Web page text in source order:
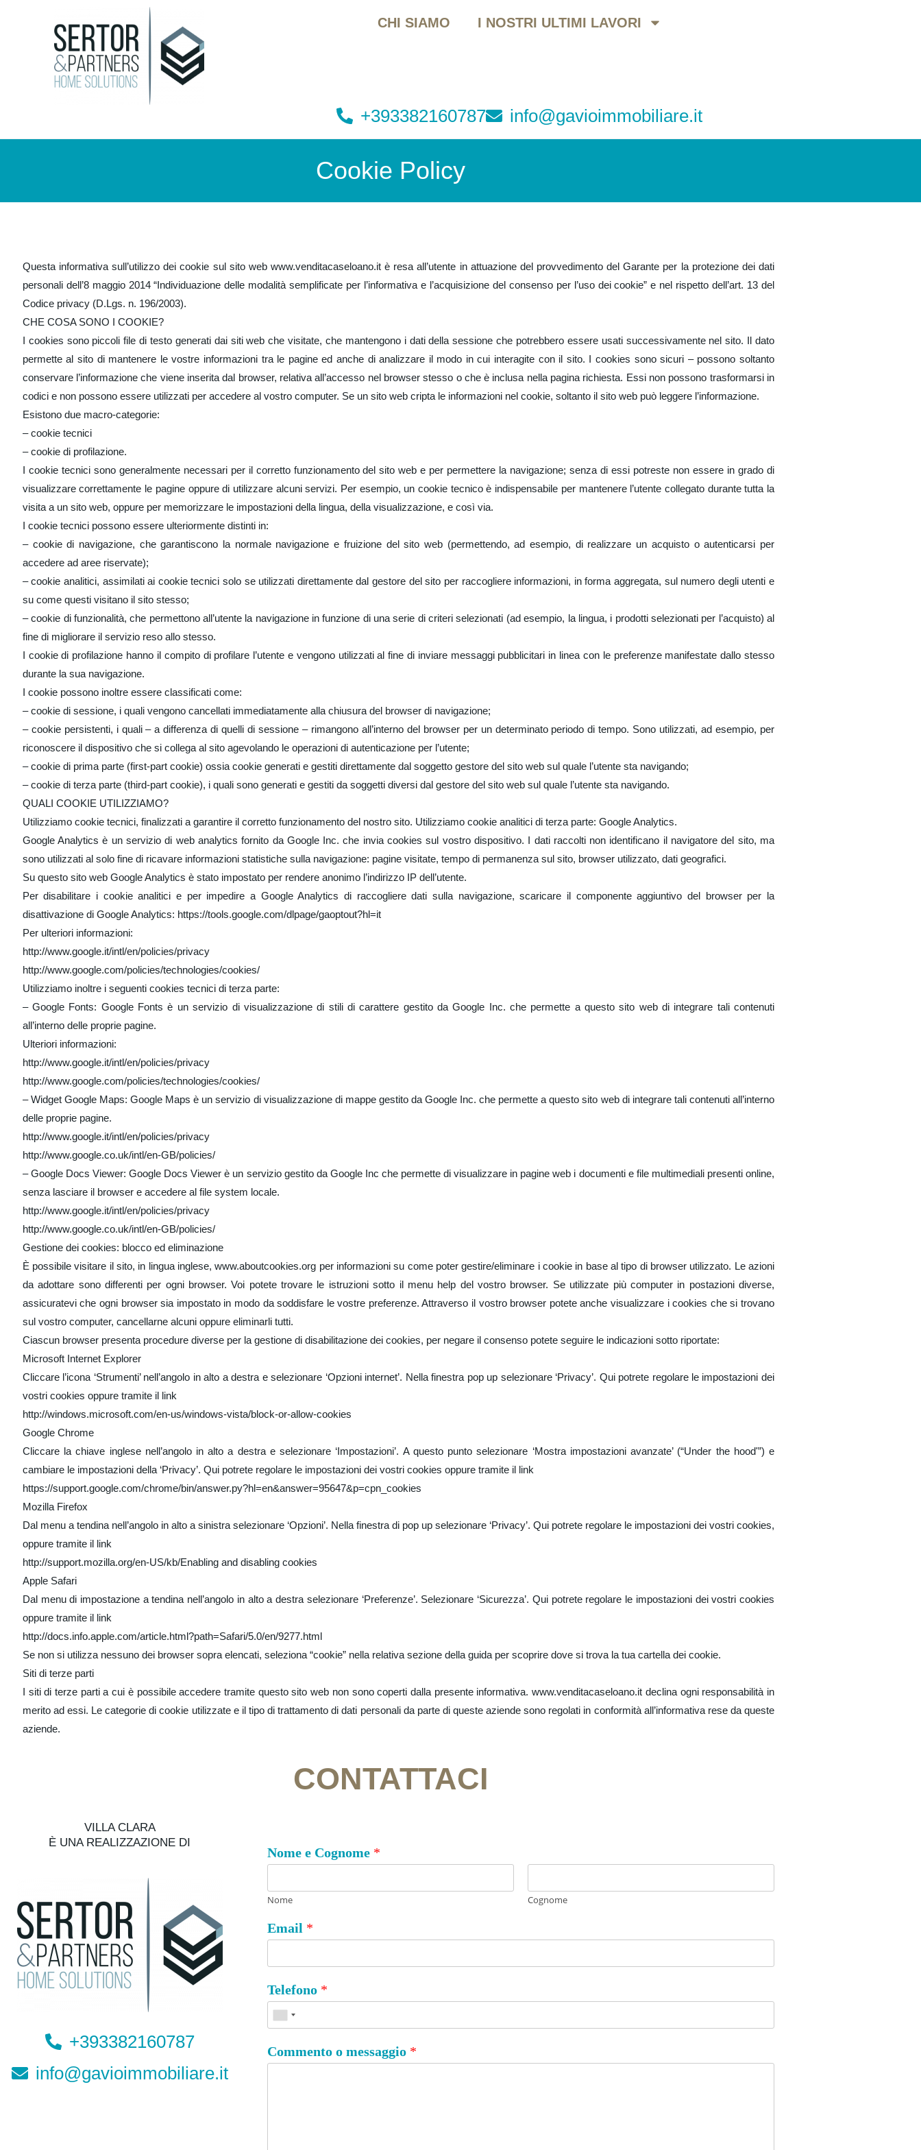
CHI SIAMO I NOSTRI ULTIMI LAVORI
+393382160787 info@gavioimmobiliare.it
Cookie Policy
Questa informativa sull’utilizzo dei cookie sul sito web www.venditacaseloano.it è resa all’utente in attuazione del provvedimento del Garante per la protezione dei dati
personali dell’8 maggio 2014 “Individuazione delle modalità semplificate per l’informativa e l’acquisizione del consenso per l’uso dei cookie” e nel rispetto dell’art. 13 del
Codice privacy (D.Lgs. n. 196/2003).
CHE COSA SONO I COOKIE?
I cookies sono piccoli file di testo generati dai siti web che visitate, che mantengono i dati della sessione che potrebbero essere usati successivamente nel sito. Il dato
permette al sito di mantenere le vostre informazioni tra le pagine ed anche di analizzare il modo in cui interagite con il sito. I cookies sono sicuri – possono soltanto
conservare l’informazione che viene inserita dal browser, relativa all’accesso nel browser stesso o che è inclusa nella pagina richiesta. Essi non possono trasformarsi in
codici e non possono essere utilizzati per accedere al vostro computer. Se un sito web cripta le informazioni nel cookie, soltanto il sito web può leggere l’informazione.
Esistono due macro-categorie:
– cookie tecnici
– cookie di profilazione.
I cookie tecnici sono generalmente necessari per il corretto funzionamento del sito web e per permettere la navigazione; senza di essi potreste non essere in grado di
visualizzare correttamente le pagine oppure di utilizzare alcuni servizi. Per esempio, un cookie tecnico è indispensabile per mantenere l’utente collegato durante tutta la
visita a un sito web, oppure per memorizzare le impostazioni della lingua, della visualizzazione, e così via.
I cookie tecnici possono essere ulteriormente distinti in:
– cookie di navigazione, che garantiscono la normale navigazione e fruizione del sito web (permettendo, ad esempio, di realizzare un acquisto o autenticarsi per
accedere ad aree riservate);
– cookie analitici, assimilati ai cookie tecnici solo se utilizzati direttamente dal gestore del sito per raccogliere informazioni, in forma aggregata, sul numero degli utenti e
su come questi visitano il sito stesso;
– cookie di funzionalità, che permettono all’utente la navigazione in funzione di una serie di criteri selezionati (ad esempio, la lingua, i prodotti selezionati per l’acquisto) al
fine di migliorare il servizio reso allo stesso.
I cookie di profilazione hanno il compito di profilare l’utente e vengono utilizzati al fine di inviare messaggi pubblicitari in linea con le preferenze manifestate dallo stesso
durante la sua navigazione.
I cookie possono inoltre essere classificati come:
– cookie di sessione, i quali vengono cancellati immediatamente alla chiusura del browser di navigazione;
– cookie persistenti, i quali – a differenza di quelli di sessione – rimangono all’interno del browser per un determinato periodo di tempo. Sono utilizzati, ad esempio, per
riconoscere il dispositivo che si collega al sito agevolando le operazioni di autenticazione per l’utente;
– cookie di prima parte (first-part cookie) ossia cookie generati e gestiti direttamente dal soggetto gestore del sito web sul quale l’utente sta navigando;
– cookie di terza parte (third-part cookie), i quali sono generati e gestiti da soggetti diversi dal gestore del sito web sul quale l’utente sta navigando.
QUALI COOKIE UTILIZZIAMO?
Utilizziamo cookie tecnici, finalizzati a garantire il corretto funzionamento del nostro sito. Utilizziamo cookie analitici di terza parte: Google Analytics.
Google Analytics è un servizio di web analytics fornito da Google Inc. che invia cookies sul vostro dispositivo. I dati raccolti non identificano il navigatore del sito, ma
sono utilizzati al solo fine di ricavare informazioni statistiche sulla navigazione: pagine visitate, tempo di permanenza sul sito, browser utilizzato, dati geografici.
Su questo sito web Google Analytics è stato impostato per rendere anonimo l’indirizzo IP dell’utente.
Per disabilitare i cookie analitici e per impedire a Google Analytics di raccogliere dati sulla navigazione, scaricare il componente aggiuntivo del browser per la
disattivazione di Google Analytics: https://tools.google.com/dlpage/gaoptout?hl=it
Per ulteriori informazioni:
http://www.google.it/intl/en/policies/privacy
http://www.google.com/policies/technologies/cookies/
Utilizziamo inoltre i seguenti cookies tecnici di terza parte:
– Google Fonts: Google Fonts è un servizio di visualizzazione di stili di carattere gestito da Google Inc. che permette a questo sito web di integrare tali contenuti
all’interno delle proprie pagine.
Ulteriori informazioni:
http://www.google.it/intl/en/policies/privacy
http://www.google.com/policies/technologies/cookies/
– Widget Google Maps: Google Maps è un servizio di visualizzazione di mappe gestito da Google Inc. che permette a questo sito web di integrare tali contenuti all’interno
delle proprie pagine.
http://www.google.it/intl/en/policies/privacy
http://www.google.co.uk/intl/en-GB/policies/
– Google Docs Viewer: Google Docs Viewer è un servizio gestito da Google Inc che permette di visualizzare in pagine web i documenti e file multimediali presenti online,
senza lasciare il browser e accedere al file system locale.
http://www.google.it/intl/en/policies/privacy
http://www.google.co.uk/intl/en-GB/policies/
Gestione dei cookies: blocco ed eliminazione
È possibile visitare il sito, in lingua inglese, www.aboutcookies.org per informazioni su come poter gestire/eliminare i cookie in base al tipo di browser utilizzato. Le azioni
da adottare sono differenti per ogni browser. Voi potete trovare le istruzioni sotto il menu help del vostro browser. Se utilizzate più computer in postazioni diverse,
assicuratevi che ogni browser sia impostato in modo da soddisfare le vostre preferenze. Attraverso il vostro browser potete anche visualizzare i cookies che si trovano
sul vostro computer, cancellarne alcuni oppure eliminarli tutti.
Ciascun browser presenta procedure diverse per la gestione di disabilitazione dei cookies, per negare il consenso potete seguire le indicazioni sotto riportate:
Microsoft Internet Explorer
Cliccare l’icona ‘Strumenti’ nell’angolo in alto a destra e selezionare ‘Opzioni internet’. Nella finestra pop up selezionare ‘Privacy’. Qui potrete regolare le impostazioni dei
vostri cookies oppure tramite il link
http://windows.microsoft.com/en-us/windows-vista/block-or-allow-cookies
Google Chrome
Cliccare la chiave inglese nell’angolo in alto a destra e selezionare ‘Impostazioni’. A questo punto selezionare ‘Mostra impostazioni avanzate’ (“Under the hood'”) e
cambiare le impostazioni della ‘Privacy’. Qui potrete regolare le impostazioni dei vostri cookies oppure tramite il link
https://support.google.com/chrome/bin/answer.py?hl=en&answer=95647&p=cpn_cookies
Mozilla Firefox
Dal menu a tendina nell’angolo in alto a sinistra selezionare ‘Opzioni’. Nella finestra di pop up selezionare ‘Privacy’. Qui potrete regolare le impostazioni dei vostri cookies,
oppure tramite il link
http://support.mozilla.org/en-US/kb/Enabling and disabling cookies
Apple Safari
Dal menu di impostazione a tendina nell’angolo in alto a destra selezionare ‘Preferenze’. Selezionare ‘Sicurezza’. Qui potrete regolare le impostazioni dei vostri cookies
oppure tramite il link
http://docs.info.apple.com/article.html?path=Safari/5.0/en/9277.html
Se non si utilizza nessuno dei browser sopra elencati, seleziona “cookie” nella relativa sezione della guida per scoprire dove si trova la tua cartella dei cookie.
Siti di terze parti
I siti di terze parti a cui è possibile accedere tramite questo sito web non sono coperti dalla presente informativa. www.venditacaseloano.it declina ogni responsabilità in
merito ad essi. Le categorie di cookie utilizzate e il tipo di trattamento di dati personali da parte di queste aziende sono regolati in conformità all’informativa rese da queste
aziende.
CONTATTACI
VILLA CLARA
È UNA REALIZZAZIONE DI
+393382160787
info@gavioimmobiliare.it
Nome e Cognome *
Nome Cognome
Email *
Telefono *
Commento o messaggio *